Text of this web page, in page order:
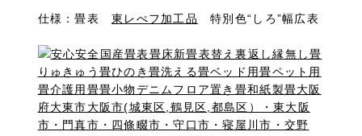
仕様：畳表東レぺフ加工品 特別色“しろ”幅広表